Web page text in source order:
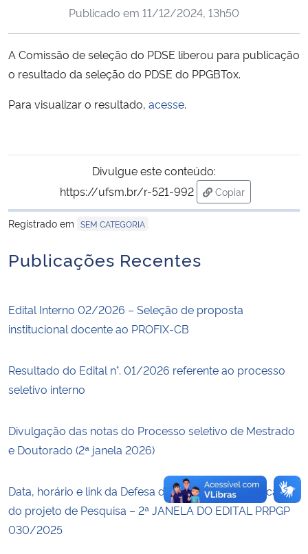
Ministério da Cidadania
Ministério de Minas e Energia
Ministério do Meio Ambiente
Ministério do Turismo
Ministério do Desenvolvimento Regional
Controladoria-Geral da União
Secretaria de Governo
Advocacia-Geral da União
Banco Central do Brasil
Planalto
Publicado em 11/12/2024, 13h50
A Comissão de seleção do PDSE liberou para publicação
o resultado da seleção do PDSE do PPGBTox.
Para visualizar o resultado, acesse.
Divulgue este conteúdo:
https://ufsm.br/r-521-992
Copiar
para área de
Registrado em SEM CATEGORIA
Publicações Recentes
Edital Interno 02/2026 – Seleção de proposta
institucional docente ao PROFIX-CB
Resultado do Edital n°. 01/2026 referente ao processo
seletivo interno
Divulgação das notas do Processo seletivo de Mestrado
e Doutorado (2ª janela 2026)
Data, horário e link da Defesa da trajetória acadêmica e
do projeto de Pesquisa – 2ª JANELA DO EDITAL PRPGP
030/2025